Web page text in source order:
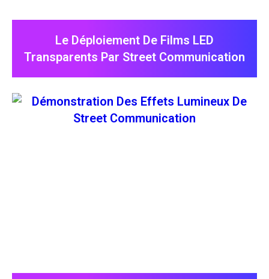
Le Déploiement De Films LED
Transparents Par Street Communication